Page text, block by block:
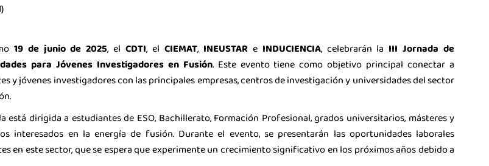
19 de junio de 2025, elCDTI, el CIEMAT, INEUSTARe INDUCIENCIA, celebrarán la III Jornada de
para Jóvenes Investigadores en Fusión. Este evento tiene como objetivo principal conectar a
y jóvenes investigadores con las principales empresas, centros de investigación y universidades del sector
está dirigida a estudiantes de ESO, Bachillerato, Formación Profesional, grados universitarios, másteres y
interesados en la energía de fusión. Durante el evento, se presentarán las oportunidades laborales
en este sector, que se espera que experimente un crecimiento significativo en los próximos años debido a